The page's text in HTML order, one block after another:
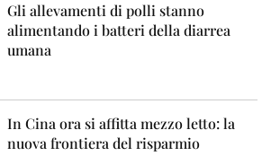
Gli allevamenti di polli stanno
alimentando i batteri della diarrea
umana
In Cina ora si affitta mezzo letto: la
nuova frontiera del risparmio